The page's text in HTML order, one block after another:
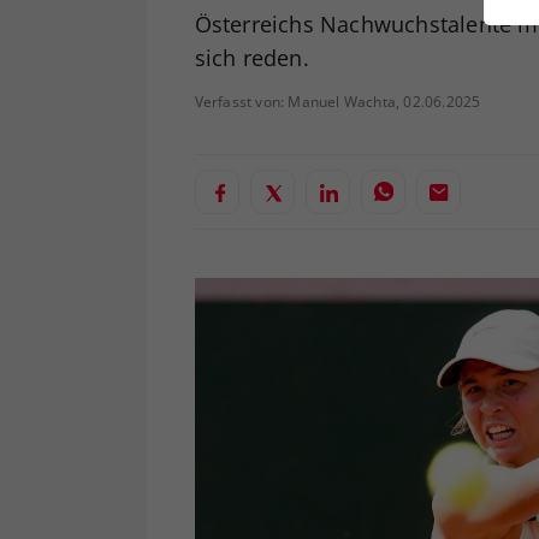
Österreichs Nachwuchstalente
sich reden.
Verfasst von: Manuel Wachta, 02.06.2025